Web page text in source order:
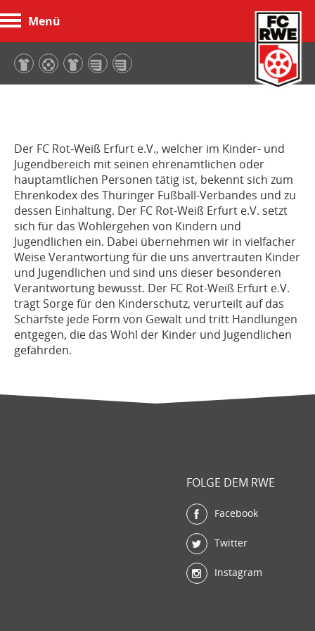
Menü
Der FC Rot-Weiß Erfurt e.V., welcher im Kinder- und
Jugendbereich mit seinen ehrenamtlichen oder
hauptamtlichen Personen tätig ist, bekennt sich zum
Ehrenkodex des Thüringer Fußball-Verbandes und zu
dessen Einhaltung. Der FC Rot-Weiß Erfurt e.V. setzt
sich für das Wohlergehen von Kindern und
Jugendlichen ein. Dabei übernehmen wir in vielfacher
Weise Verantwortung für die uns anvertrauten Kinder
und Jugendlichen und sind uns dieser besonderen
Verantwortung bewusst. Der FC Rot-Weiß Erfurt e.V.
trägt Sorge für den Kinderschutz, verurteilt auf das
Schärfste jede Form von Gewalt und tritt Handlungen
entgegen, die das Wohl der Kinder und Jugendlichen
gefährden.
FOLGE DEM RWE
Facebook
Twitter
Instagram